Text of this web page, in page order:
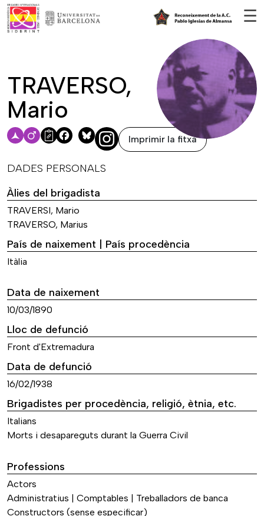
☰
TRAVERSO,
Mario
Facebook
Bluesky Imprimir la fitxa
DADES PERSONALS
Àlies del brigadista
TRAVERSI, Mario
TRAVERSO, Marius
País de naixement | País procedència
Itàlia
Data de naixement
10/03/1890
Lloc de defunció
Front d'Extremadura
Data de defunció
16/02/1938
Brigadistes per procedència, religió, ètnia, etc.
Italians
Morts i desapareguts durant la Guerra Civil
Professions
Actors
Administratius | Comptables | Treballadors de banca
Constructors (sense especificar)